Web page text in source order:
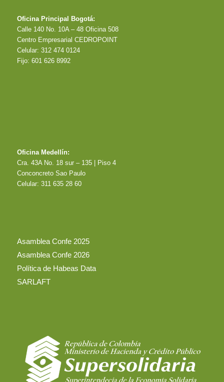
Oficina Principal Bogotá:
Calle 140 No. 10A – 48 Oficina 508
Centro Empresarial CEDROPOINT
Celular: 312 474 0124
Fijo: 601 626 8992
Oficina Medellín:
Cra. 43A No. 18 sur – 135 | Piso 4
Conconcreto Sao Paulo
Celular: 311 635 28 60
Asamblea Confe 2025
Asamblea Confe 2026
Política de Habeas Data
SARLAFT